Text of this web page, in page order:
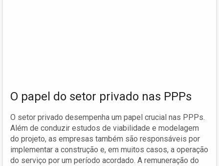
O papel do setor privado nas PPPs
O setor privado desempenha um papel crucial nas PPPs.
Além de conduzir estudos de viabilidade e modelagem
do projeto, as empresas também são responsáveis por
implementar a construção e, em muitos casos, a operação
do serviço por um período acordado. A remuneração do